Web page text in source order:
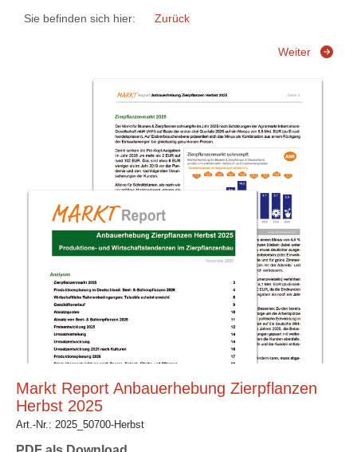
Sie befinden sich hier: Zurück
Weiter
Markt Report Anbauerhebung Zierpflanzen
Herbst 2025
Art.-Nr.: 2025_50700-Herbst